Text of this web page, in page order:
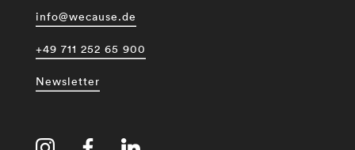
info@wecause.de
+49 711 252 65 900
Newsletter